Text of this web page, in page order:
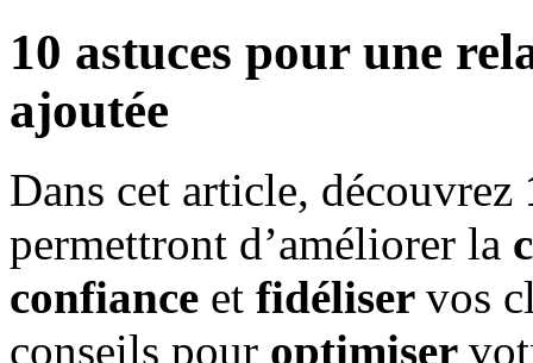
10 astuces pour une
ajoutée
Dans cet article, découvrez
permettront d’améliorer la
confiance et fidéliser vos
conseils pour optimiser